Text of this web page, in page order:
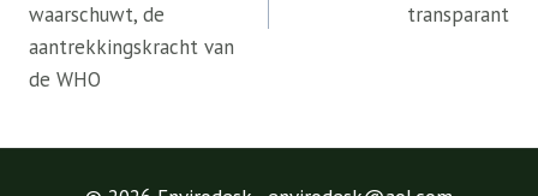
waarschuwt, de
aantrekkingskracht van
de WHO
transparant